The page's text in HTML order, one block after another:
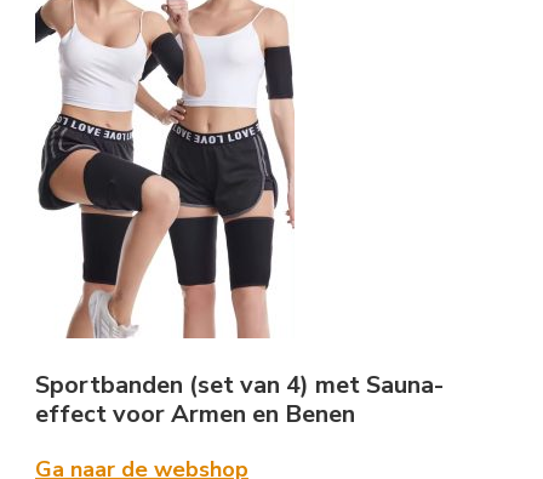
Sportbanden (set van 4) met Sauna-
effect voor Armen en Benen
Ga naar de webshop